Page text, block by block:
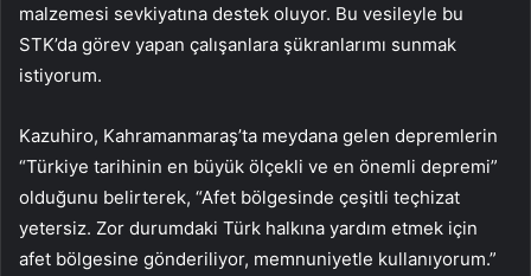
malzemesi sevkiyatına destek oluyor. Bu vesileyle bu
STK’da görev yapan çalışanlara şükranlarımı sunmak
istiyorum.
Kazuhiro, Kahramanmaraş’ta meydana gelen depremlerin
“Türkiye tarihinin en büyük ölçekli ve en önemli depremi”
olduğunu belirterek, “Afet bölgesinde çeşitli teçhizat
yetersiz. Zor durumdaki Türk halkına yardım etmek için
afet bölgesine gönderiliyor, memnuniyetle kullanıyorum.”